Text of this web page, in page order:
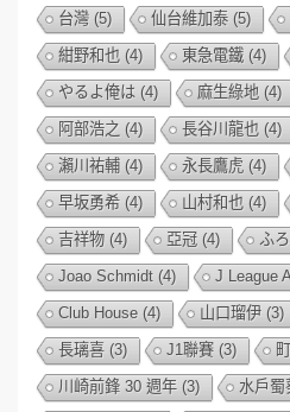
台灣 (5) 仙台維加泰 (5)
紺野和也 (4) 東急電鐵 (4)
やるよ俺は (4) 麻生綠地 (4)
阿部浩之 (4) 長谷川龍也 (4)
瀨川祐輔 (4) 永長鷹虎 (4)
早坂勇希 (4) 山村和也 (4)
吉祥物 (4) 亞冠 (4) ふ
Joao Schmidt (4) J League
Club House (4) 山口瑠伊 (3)
長璃喜 (3) J1聯賽 (3)
川崎前鋒 30 週年 (3) 水戶蜀